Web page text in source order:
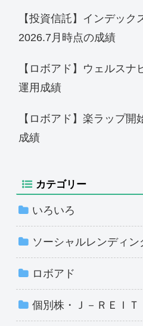
【投資信託】インデック
2026.7月時点の成績
【ロボアド】ウェルスナ
運用成績
【ロボアド】楽ラップ開
成績
カテゴリー
いろいろ
ソーシャルレンディン
ロボアド
個別株・Ｊ－ＲＥＩＴ